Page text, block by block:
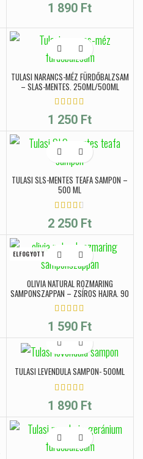
1 890 Ft
TULASI NARANCS-MÉZ FÜRDŐBALZSAM
– SLAS-MENTES, 250ML/500ML
1 250 Ft
TULASI SLS-MENTES TEAFA SAMPON –
500 ML
2 250 Ft
ELFOGYOTT
OLIVIA NATURAL ROZMARING
SAMPONSZAPPAN – ZSÍROS HAJRA, 90
G
1 590 Ft
TULASI LEVENDULA SAMPON- 500ML
1 890 Ft